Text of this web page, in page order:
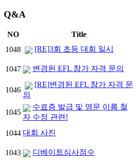
Q&A
NO Title
1048
[RE]3회 초등 대회 일시
1047 변경된 EFL 참가 자격 문의
1046
[RE]변경된 EFL 참가 자격 문
의
1045
수료증 발급 및 영문 이름 철
자 수정 관련!
1044 대회 사진
1043 디베이트심사점수